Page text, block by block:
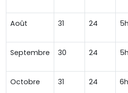
Août 31 24 5h
Septembre 30 24 5h
Octobre 31 24 6h